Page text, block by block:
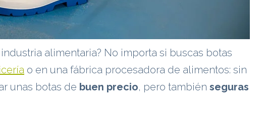
alimentaria? No importa si buscas botas
o en una fábrica procesadora de alimentos: sin
unas botas de buen precio, pero también seguras